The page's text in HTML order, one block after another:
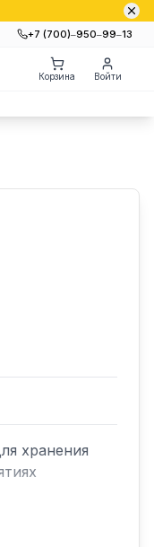
+7 (700)‒950‒99‒13
Корзина Войти
хранения